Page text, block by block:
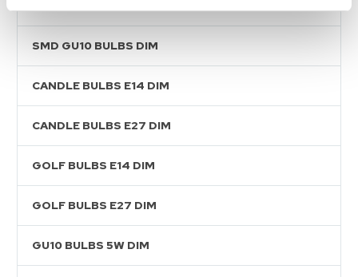
SMD GU10 BULBS DIM
CANDLE BULBS E14 DIM
CANDLE BULBS E27 DIM
GOLF BULBS E14 DIM
GOLF BULBS E27 DIM
GU10 BULBS 5W DIM